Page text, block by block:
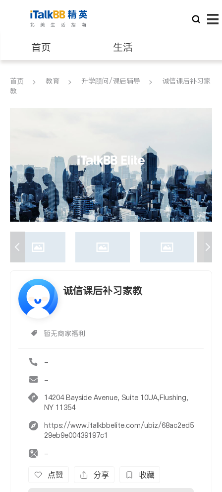
首页 生活
医生 律师
养老 非盈利组织
首页 教育 升学顾问/课后辅导
诚信课后补习家
教
诚信课后补习家教
暂无商家福利
-
-
14204 Bayside Avenue, Suite 10UA,Flushing,
NY 11354
https://www.italkbbelite.com/ubiz/68ac2ed5
29eb9e00439197c1
-
点赞 分享 收藏